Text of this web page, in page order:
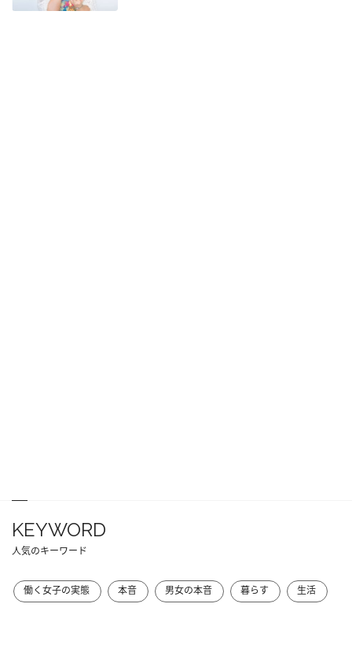
KEYWORD
人気のキーワード
働く女子の実態 本音 男女の本音 暮らす 生活